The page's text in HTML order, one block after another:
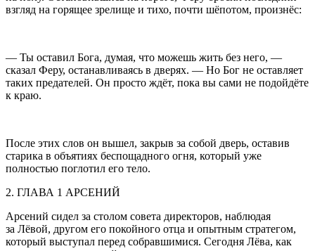
взгляд на горящее зрелище и тихо, почти шёпотом, произнёс:
— Ты оставил Бога, думая, что можешь жить без него, —
сказал Феру, останавливаясь в дверях. — Но Бог не оставляет
таких предателей. Он просто ждёт, пока вы сами не подойдёте
к краю.
После этих слов он вышел, закрыв за собой дверь, оставив
старика в объятиях беспощадного огня, который уже
полностью поглотил его тело.
2. ГЛАВА 1 АРСЕНИЙ
Арсений сидел за столом совета директоров, наблюдая
за Лёвой, другом его покойного отца и опытным стратегом,
который выступал перед собравшимися. Сегодня Лёва, как